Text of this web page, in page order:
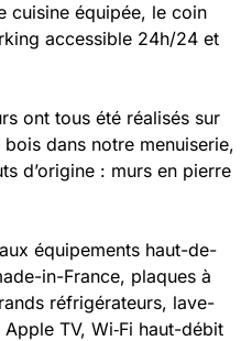
cuisine équipée, le coin
accessible 24h/24 et
ont tous été réalisés sur
dans notre menuiserie,
d’origine : murs en pierre
équipements haut-de-
in-France, plaques à
réfrigérateurs, lave-
TV, Wi‑Fi haut-débit